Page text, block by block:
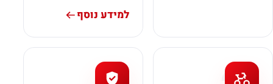
למידע נוסף